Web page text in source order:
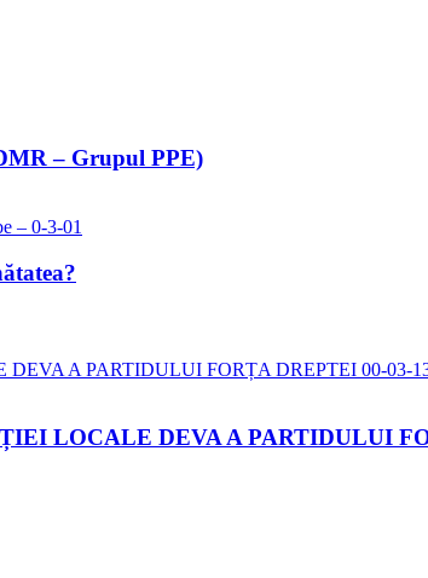
– Grupul PPE)
LOCALE DEVA A PARTIDULUI